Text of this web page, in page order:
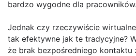
bardzo wygodne dla pracowników.
Jednak czy rzeczywiście
tak efektywne jak te tradycyjne?
że brak bezpośredniego kontaktu